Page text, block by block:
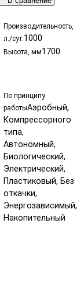
Производительность,
л./сут.1000
Высота, мм1700
По принципу
работыАэробный,
Компрессорного
типа,
Автономный,
Биологический,
Электрический,
Пластиковый, Без
откачки,
Энергозависимый,
Накопительный